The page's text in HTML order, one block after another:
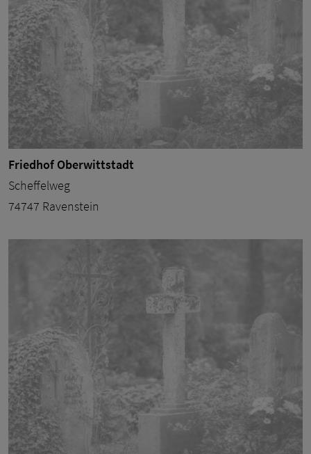
Friedhof Oberwittstadt
Scheffelweg
74747 Ravenstein